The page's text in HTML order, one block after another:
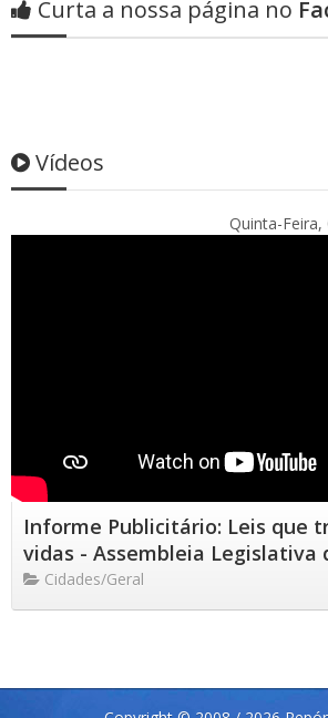
Curta a nossa página no
Vídeos
Quinta-
Informe Publicitário: Leis que
vidas - Assembleia Legislativa
Cidades/Geral